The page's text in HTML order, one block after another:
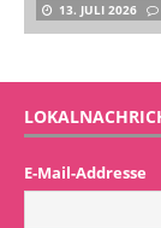
13. JULI 2026
E-Mail-Addresse